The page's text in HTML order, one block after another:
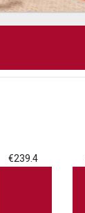
€239.4